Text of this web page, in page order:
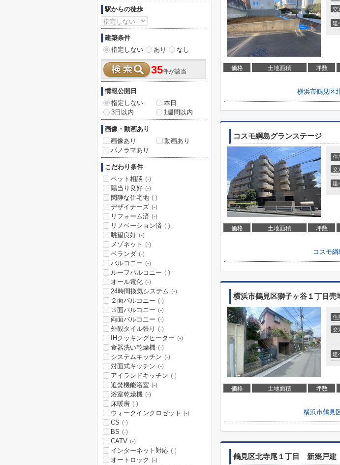
交
建
価格 土地面積 坪数
横浜市鶴見区
コスモ綱島グランステージ
住
交
建
価格 土地面積 坪数
コスモ
横浜市鶴見区獅子ヶ谷１丁目売
住
交
建
価格 土地面積 坪数
横浜市鶴見
鶴見区北寺尾１丁目 新築戸建
駅からの徒歩
建築条件
指定しない
あり なし
35件が該当
情報公開日
指定しない
本日
3日以内
1週間以内
画像・動画あり
画像あり
動画あり
パノラマあり
こだわり条件
ペット相談 (-)
陽当り良好 (-)
閑静な住宅地 (-)
デザイナーズ (-)
リフォーム済 (-)
リノベーション済 (-)
眺望良好 (-)
メゾネット (-)
ベランダ (-)
バルコニー (-)
ルーフバルコニー (-)
オール電化 (-)
24時間換気システム (-)
２面バルコニー (-)
３面バルコニー (-)
両面バルコニー (-)
外観タイル張り (-)
IHクッキングヒーター (-)
食器洗い乾燥機 (-)
システムキッチン (-)
対面式キッチン (-)
アイランドキッチン (-)
追焚機能浴室 (-)
浴室乾燥機 (-)
床暖房 (-)
ウォークインクロゼット (-)
CS (-)
BS (-)
CATV (-)
インターネット対応 (-)
オートロック (-)